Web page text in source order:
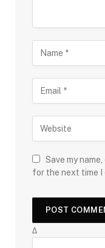
Save my
for the next time I
Δ